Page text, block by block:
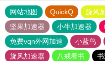
网站地图 QuickQ 旋风
坚果加速器
小牛加速器
免费vqn外网加速
小蓝鸟
旋风加速器
八戒看书